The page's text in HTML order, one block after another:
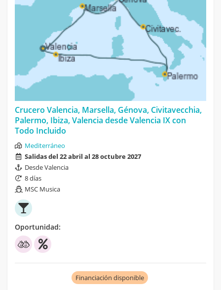
Crucero Valencia, Marsella, Génova, Civitavecchia,
Palermo, Ibiza, Valencia desde Valencia IX con
Todo Incluido
Mediterráneo
Salidas del 22 abril al 28 octubre 2027
Desde Valencia
8 días
MSC Musica
Oportunidad:
Financiación disponible